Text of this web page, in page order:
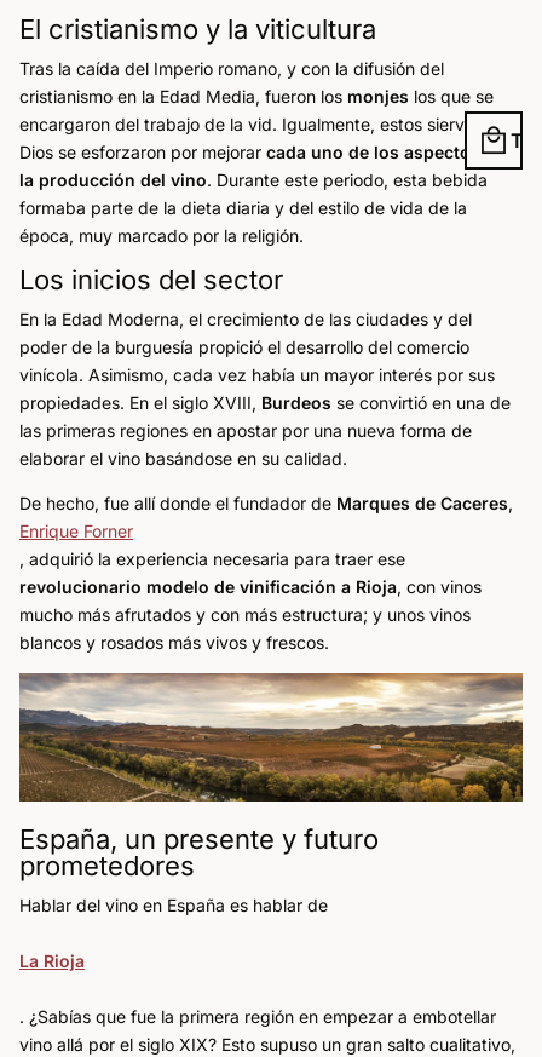
local_mall
El cristianismo y la viticultura
Tras la caída del Imperio romano, y con la difusión del
cristianismo en la Edad Media, fueron los monjes los que se
encargaron del trabajo de la vid. Igualmente, estos siervos de
Dios se esforzaron por mejorar cada uno de los aspectos de
la producción del vino. Durante este periodo, esta bebida
formaba parte de la dieta diaria y del estilo de vida de la
época, muy marcado por la religión.
Los inicios del sector
En la Edad Moderna, el crecimiento de las ciudades y del
poder de la burguesía propició el desarrollo del comercio
vinícola. Asimismo, cada vez había un mayor interés por sus
propiedades. En el siglo XVIII, Burdeos se convirtió en una de
las primeras regiones en apostar por una nueva forma de
elaborar el vino basándose en su calidad.
De hecho, fue allí donde el fundador de Marques de Caceres,
Enrique Forner
, adquirió la experiencia necesaria para traer ese
revolucionario modelo de vinificación a Rioja, con vinos
mucho más afrutados y con más estructura; y unos vinos
blancos y rosados más vivos y frescos.
España, un presente y futuro
prometedores
Hablar del vino en España es hablar de
La Rioja
. ¿Sabías que fue la primera región en empezar a embotellar
vino allá por el siglo XIX? Esto supuso un gran salto cualitativo,